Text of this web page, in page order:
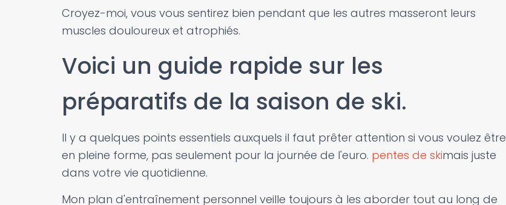
Croyez-moi, vous vous sentirez bien pendant que les autres masseront leurs
muscles douloureux et atrophiés.
Voici un guide rapide sur les
préparatifs de la saison de ski.
Il y a quelques points essentiels auxquels il faut prêter attention si vous voulez être
en pleine forme, pas seulement pour la journée de l'euro. pentes de skimais juste
dans votre vie quotidienne.
Mon plan d'entraînement personnel veille toujours à les aborder tout au long de